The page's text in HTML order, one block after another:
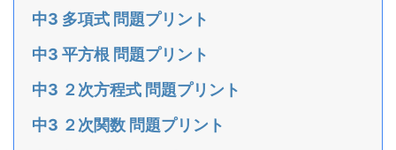
中3 多項式 問題プリント
中3 平方根 問題プリント
中3 ２次方程式 問題プリント
中3 ２次関数 問題プリント